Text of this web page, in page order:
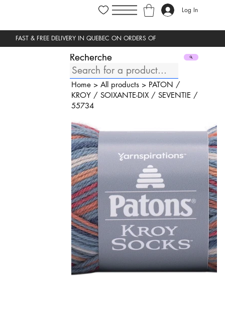
Log In
Recherche
Home> All products> PATON /
KROY / SOIXANTE-DIX / SEVENTIE /
55734